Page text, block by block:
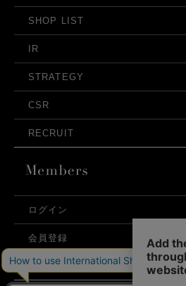
SHOP LIST
IR
STRATEGY
CSR
RECRUIT
ログイン
会員登録
利用規約